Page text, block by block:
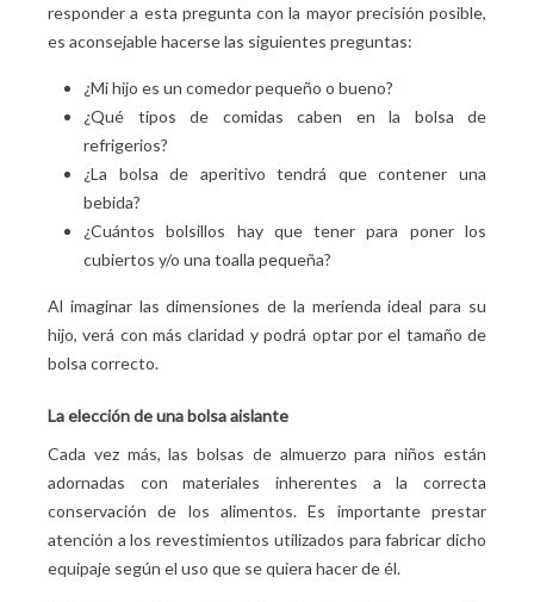
responder a esta pregunta con la mayor precisión posible,
es aconsejable hacerse las siguientes preguntas:
¿Mi hijo es un comedor pequeño o bueno?
¿Qué tipos de comidas caben en la bolsa de
refrigerios?
¿La bolsa de aperitivo tendrá que contener una
bebida?
¿Cuántos bolsillos hay que tener para poner los
cubiertos y/o una toalla pequeña?
Al imaginar las dimensiones de la merienda ideal para su
hijo, verá con más claridad y podrá optar por el tamaño de
bolsa correcto.
La elección de una bolsa aislante
Cada vez más, las bolsas de almuerzo para niños están
adornadas con materiales inherentes a la correcta
conservación de los alimentos. Es importante prestar
atención a los revestimientos utilizados para fabricar dicho
equipaje según el uso que se quiera hacer de él.